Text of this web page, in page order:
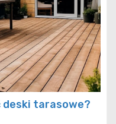
deski tarasowe?